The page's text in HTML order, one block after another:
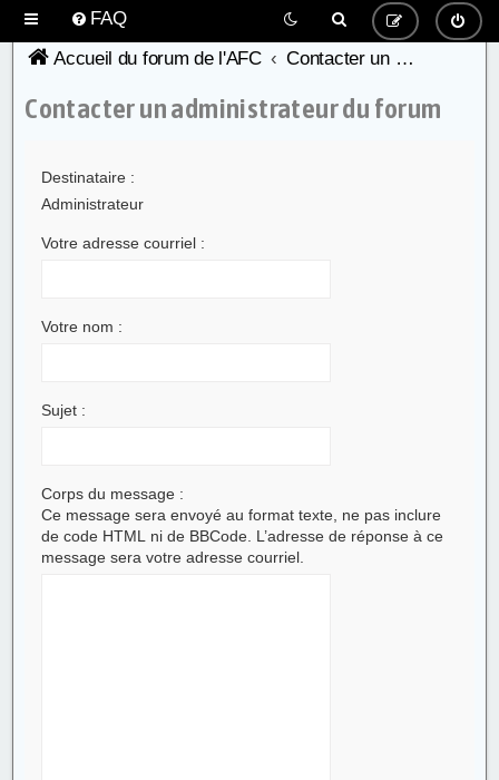
FAQ
Accueil du forum de l'AFC
Contacter un administrateur du forum
Contacter un administrateur du forum
Destinataire :
Administrateur
Votre adresse courriel :
Votre nom :
Sujet :
Corps du message :
Ce message sera envoyé au format texte, ne pas inclure
de code HTML ni de BBCode. L’adresse de réponse à ce
message sera votre adresse courriel.